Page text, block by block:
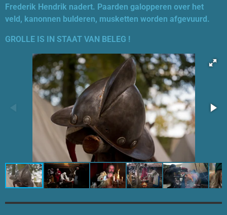
Frederik Hendrik nadert. Paarden galopperen over het
veld, kanonnen bulderen, musketten worden afgevuurd.
GROLLE IS IN STAAT VAN BELEG !